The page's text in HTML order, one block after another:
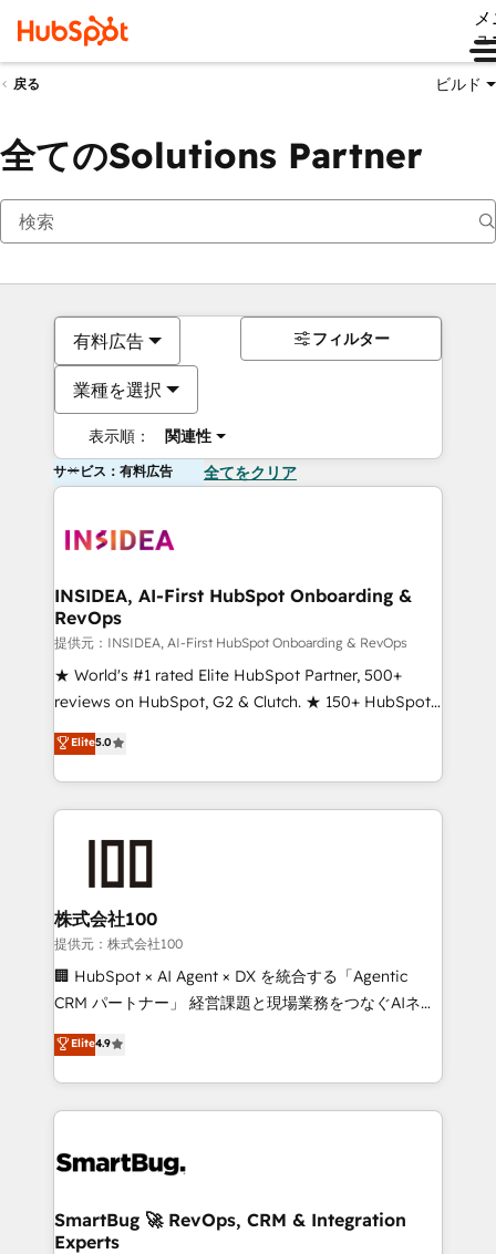
ュ
戻る ビルド
全てのSolutions Partner
有料広告
業種を選択
表示順： 関連性
フィルター
サービス：有料広告 全てをクリア
INSIDEA, AI-First HubSpot Onboarding &
RevOps
提供元：INSIDEA, AI-First HubSpot Onboarding & RevOps
★ World's #1 rated Elite HubSpot Partner, 500+
reviews on HubSpot, G2 & Clutch. ★ 150+ HubSpot
Certified Experts & Trainers across the team ★
1,500+ implementations across five continents ★ AI-
First, RevOps-led, Onboarding obsessed ★
Company of the Year 2024/25 INSIDEA helps
and build AI-powered workflows that drive adoption
from week one, in your time zone. What we do ➤
Onboarding: Live in weeks, with workflows built
around your business, not a template. ➤ Migration:
Move from any legacy CRM. Zero downtime, full data
run your revenue process. Sales, marketing, and
service wired together. ➤ AI and Integrations: Layer
tune-ups, feature rollouts, adoption coaching. Buying
HubSpot, switching to it, or reviving a stale portal?
We are built for the work.
Elite5.0
株式会社100
提供元：株式会社100
🏢 HubSpot × AI Agent × DX を統合する「Agentic
CRM パートナー」 経営課題と現場業務をつなぐAIネイ
ティブ・エージェンシーとして、HubSpot Eliteの実装
力で顧客フロント業務を再設計します。 💡 100inc は何
をする会社か？ HubSpotを共通基盤に、AIエージェン
トを組み込んだ顧客フロント業務（マーケティング・営
ィブ・エージェンシーです。事業部・グループ会社・部
を、CRMを軸とした全社共通基盤に再構築します。意
思決定者・PMO・現場担当者に並走します。 1️⃣
Elite4.9
SmartBug 🚀 RevOps, CRM & Integration
Experts